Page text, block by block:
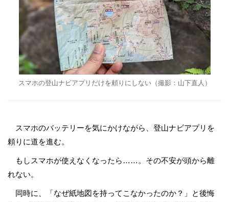
スマホの登山ナビアプリだけを頼りにしない（撮影：山下直人）
スマホのバッテリーを気にかけながら、登山ナビアプリを
頼りに道を進む。
もしスマホが使えなくなったら……。その不安が頭から離
れない。
同時に、「なぜ紙地図を持ってこなかったのか？」と後悔